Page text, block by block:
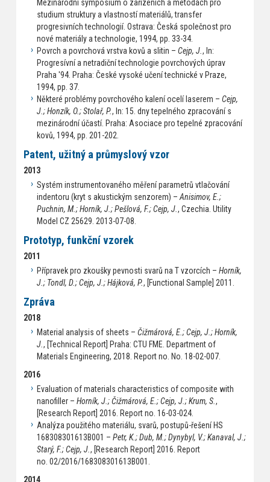
Mezinárodní symposium o zařízeních a metodách pro
studium struktury a vlastností materiálů, transfer
progresivních technologií. Ostrava: Česká společnost pro
nové materiály a technologie, 1994, pp. 33-34.
Povrch a povrchová vrstva kovů a slitin – Cejp, J., In:
Progresívní a netradiční technologie povrchových úprav
Praha '94. Praha: České vysoké učení technické v Praze,
1994, pp. 37.
Některé problémy povrchového kalení ocelí laserem – Cejp,
J.; Honzík, O.; Stolař, P., In: 15. dny tepelného zpracování s
mezinárodní účastí. Praha: Asociace pro tepelné zpracování
kovů, 1994, pp. 201-202.
Patent, užitný a průmyslový vzor
2013
Systém instrumentovaného měření parametrů vtlačování
indentoru (kryt s akustickým senzorem) –Anisimov, E.;
Puchnin, M.; Horník, J.; Pešlová, F.; Cejp, J., Czechia. Utility
Model CZ 25629. 2013-07-08.
Prototyp, funkční vzorek
2011
Přípravek pro zkoušky pevnosti svarů na T vzorcích – Horník,
J.; Tondl, D.; Cejp, J.; Hájková, P., [Functional Sample] 2011.
Zpráva
2018
Material analysis of sheets – Čižmárová, E.; Cejp, J.; Horník,
J., [Technical Report] Praha: CTU FME. Department of
Materials Engineering, 2018. Report no. No. 18-02-007.
2016
Evaluation of materials characteristics of composite with
nanofiller – Horník, J.; Čižmárová, E.; Cejp, J.; Krum, S.,
[Research Report] 2016. Report no. 16-03-024.
Analýza použitého materiálu, svarů, postupů-řešení HS
168308301613B001 – Petr, K.; Dub, M.; Dynybyl, V.; Kanaval, J.;
Starý, F.; Cejp, J., [Research Report] 2016. Report
no. 02/2016/168308301613B001.
2014